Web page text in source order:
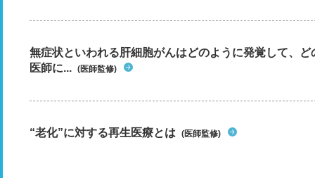
無症状といわれる肝細胞がんはどのように発覚して、
医師に... (医師監修)
“老化”に対する再生医療とは (医師監修)